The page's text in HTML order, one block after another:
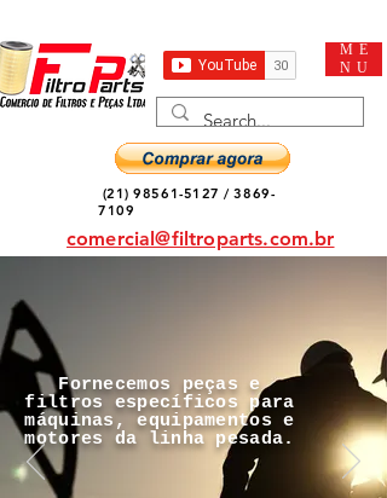
ME
NU
(21) 98561-5127 /3869-
7109
comercial@filtroparts.com.br
Fornecemos peças e
filtros específicos para
máquinas, equipamentos e
motores da linha pesada.